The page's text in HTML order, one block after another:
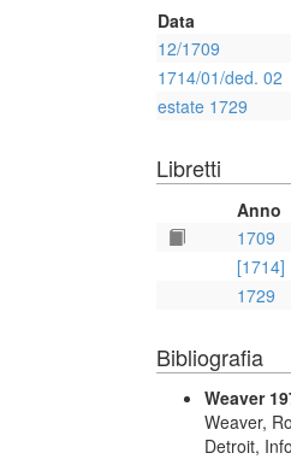
Data
12/1709
1714/01/ded. 02
estate 1729
Libretti
Anno
1709
[1714]
1729
Bibliografia
Weaver
Weaver,
Detroit,